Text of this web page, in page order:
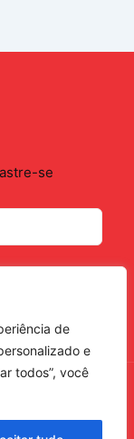
de
e
todos”, você
se
de Letras